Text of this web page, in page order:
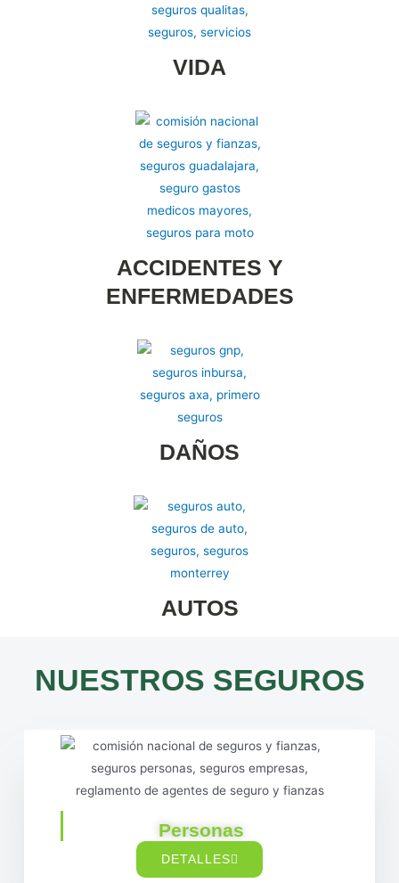
VIDA
ACCIDENTES Y
ENFERMEDADES
DAÑOS
AUTOS
NUESTROS SEGUROS
Personas
DETALLES